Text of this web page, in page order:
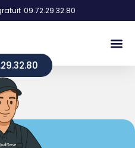
09.72.29.32.80